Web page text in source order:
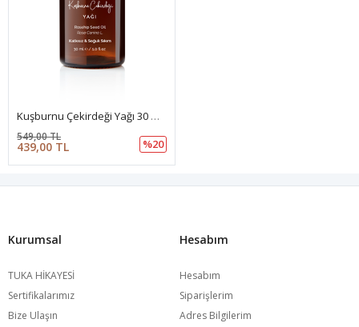
Kuşburnu Çekirdeği Yağı 30 Ml | Cilt Yenileyici, Saf Doğal Yağ
439,00 TL
549,00 TL
%20
Kurumsal
TUKA HİKAYESİ
Sertifikalarımız
Bize Ulaşın
Hesabım
Hesabım
Siparişlerim
Adres Bilgilerim